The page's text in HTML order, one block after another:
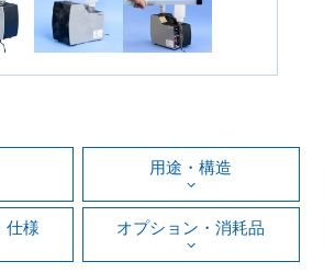
用途・構造
仕様 オプション・消耗品